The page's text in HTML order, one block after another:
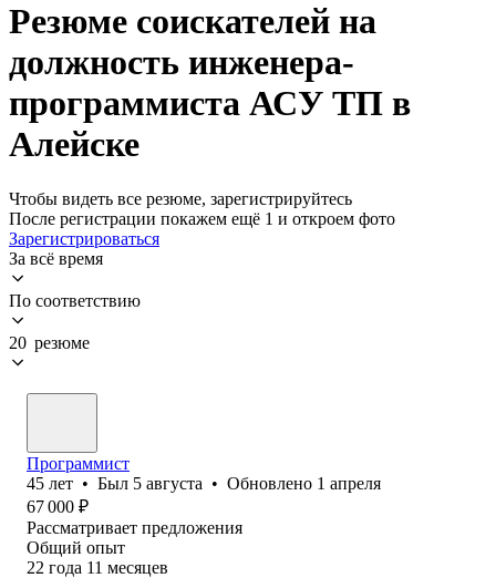
Резюме соискателей на
должность инженера-
программиста АСУ ТП в
Алейске
Чтобы видеть все резюме, зарегистрируйтесь
После регистрации покажем ещё 1 и откроем фото
Зарегистрироваться
За всё время
По соответствию
20 резюме
Программист
45 лет • Был 5 августа • Обновлено 1 апреля
67 000 ₽
Рассматривает предложения
Общий опыт
22 года 11 месяцев